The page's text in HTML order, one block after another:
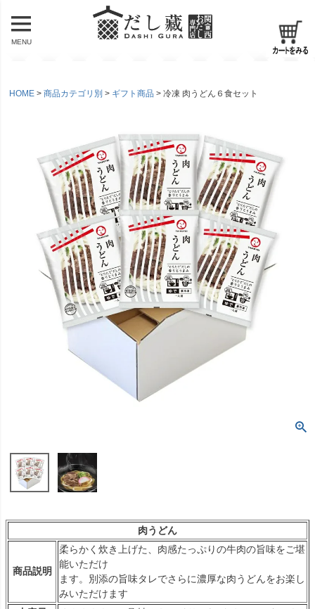
MENU
HOME 商品カテゴリ別 ギフト商品 冷凍 肉うどん６食セット
肉うどん
商品説明
柔らかく炊き上げた、肉感たっぷりの牛肉の旨味をご堪
能いただけ
ます。別添の旨味タレでさらに濃厚な肉うどんをお楽し
みいただけます